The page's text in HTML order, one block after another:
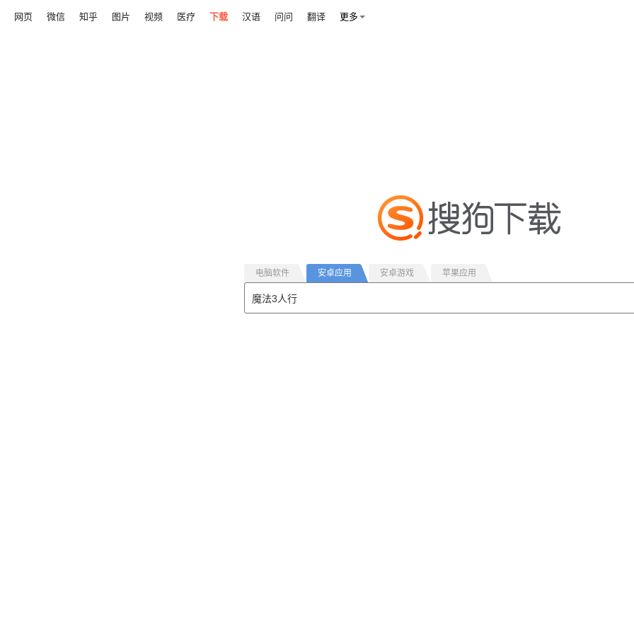
网页 微信 知乎 图片 视频 医疗 下载 汉语 问问 翻译 更多
电脑软件 安卓应用 安卓游戏 苹果应用